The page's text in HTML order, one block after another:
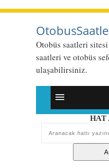
Otobüs saatleri
saatleri ve otobüs
ulaşabilirsiniz.
HAT